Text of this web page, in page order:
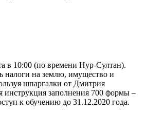
в 10:00 (по времени Нур-Султан).
налоги на землю, имущество и
шпаргалки от Дмитрия
инструкция заполнения 700 формы –
к обучению до 31.12.2020 года.